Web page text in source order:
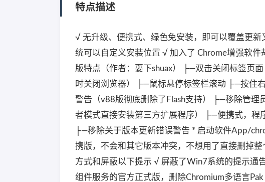
特点描述
√ 无升级、便携式、绿色免安装，即可以覆盖更
统可以自定义安装位置 √ 加入了 Chrome增强软
版特点（作者：耍下shuax） ├—双击关闭标签页
时关闭浏览器） ├—鼠标悬停标签栏滚动 ├—按住
警告（v88版彻底删除了Flash支持） ├—移除管
者模式直接安装第三方扩展程序） ├—便携式，程
├—移除关于版本更新错误警告 * 启动软件App/
携版，不会和其它版本冲突，不想用了直接删掉
方式和屏蔽以下提示 √ 屏蔽了Win7系统的提示通
组件服务的官方正式版，删除Chromium多语言Pak